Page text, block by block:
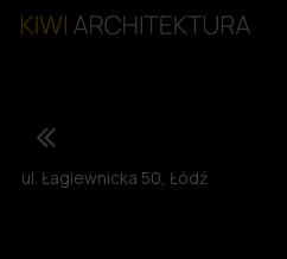
ul. Łagiewnicka 50, Łódź